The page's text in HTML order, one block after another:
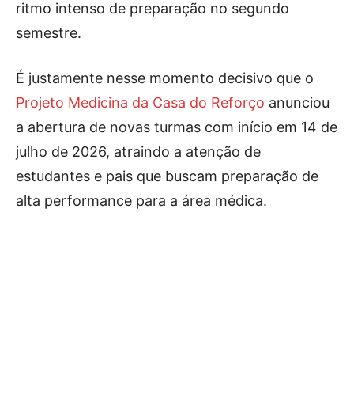
ritmo intenso de preparação no segundo
semestre.
É justamente nesse momento decisivo que o
Projeto Medicina da Casa do Reforço anunciou
a abertura de novas turmas com início em 14 de
julho de 2026, atraindo a atenção de
estudantes e pais que buscam preparação de
alta performance para a área médica.